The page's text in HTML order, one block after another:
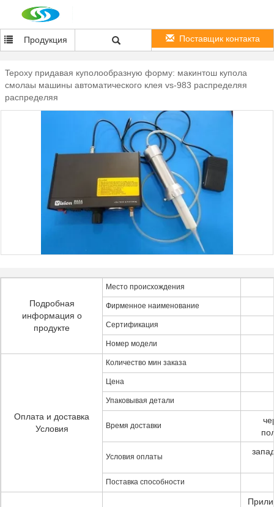
Продукция Поставщик контакта
Tepoxy придавая куполообразную форму: макинтош купола
смолаы машины автоматического клея vs-983 распределяя
распределяя
Подробная
информация о
продукте
Место происхождения
Фирменное наименование
Сертификация
Номер модели
Оплата и доставка
Условия
Количество мин заказа
Цена
Упаковывая детали
Время доставки
Условия оплаты
Поставка способности